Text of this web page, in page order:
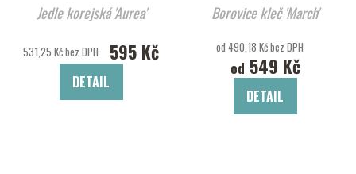
Jedle korejská 'Aurea'
531,25 Kč bez DPH 595 Kč
DETAIL
Borovice kleč 'March'
od 490,18 Kč bez DPH
od 549 Kč
DETAIL